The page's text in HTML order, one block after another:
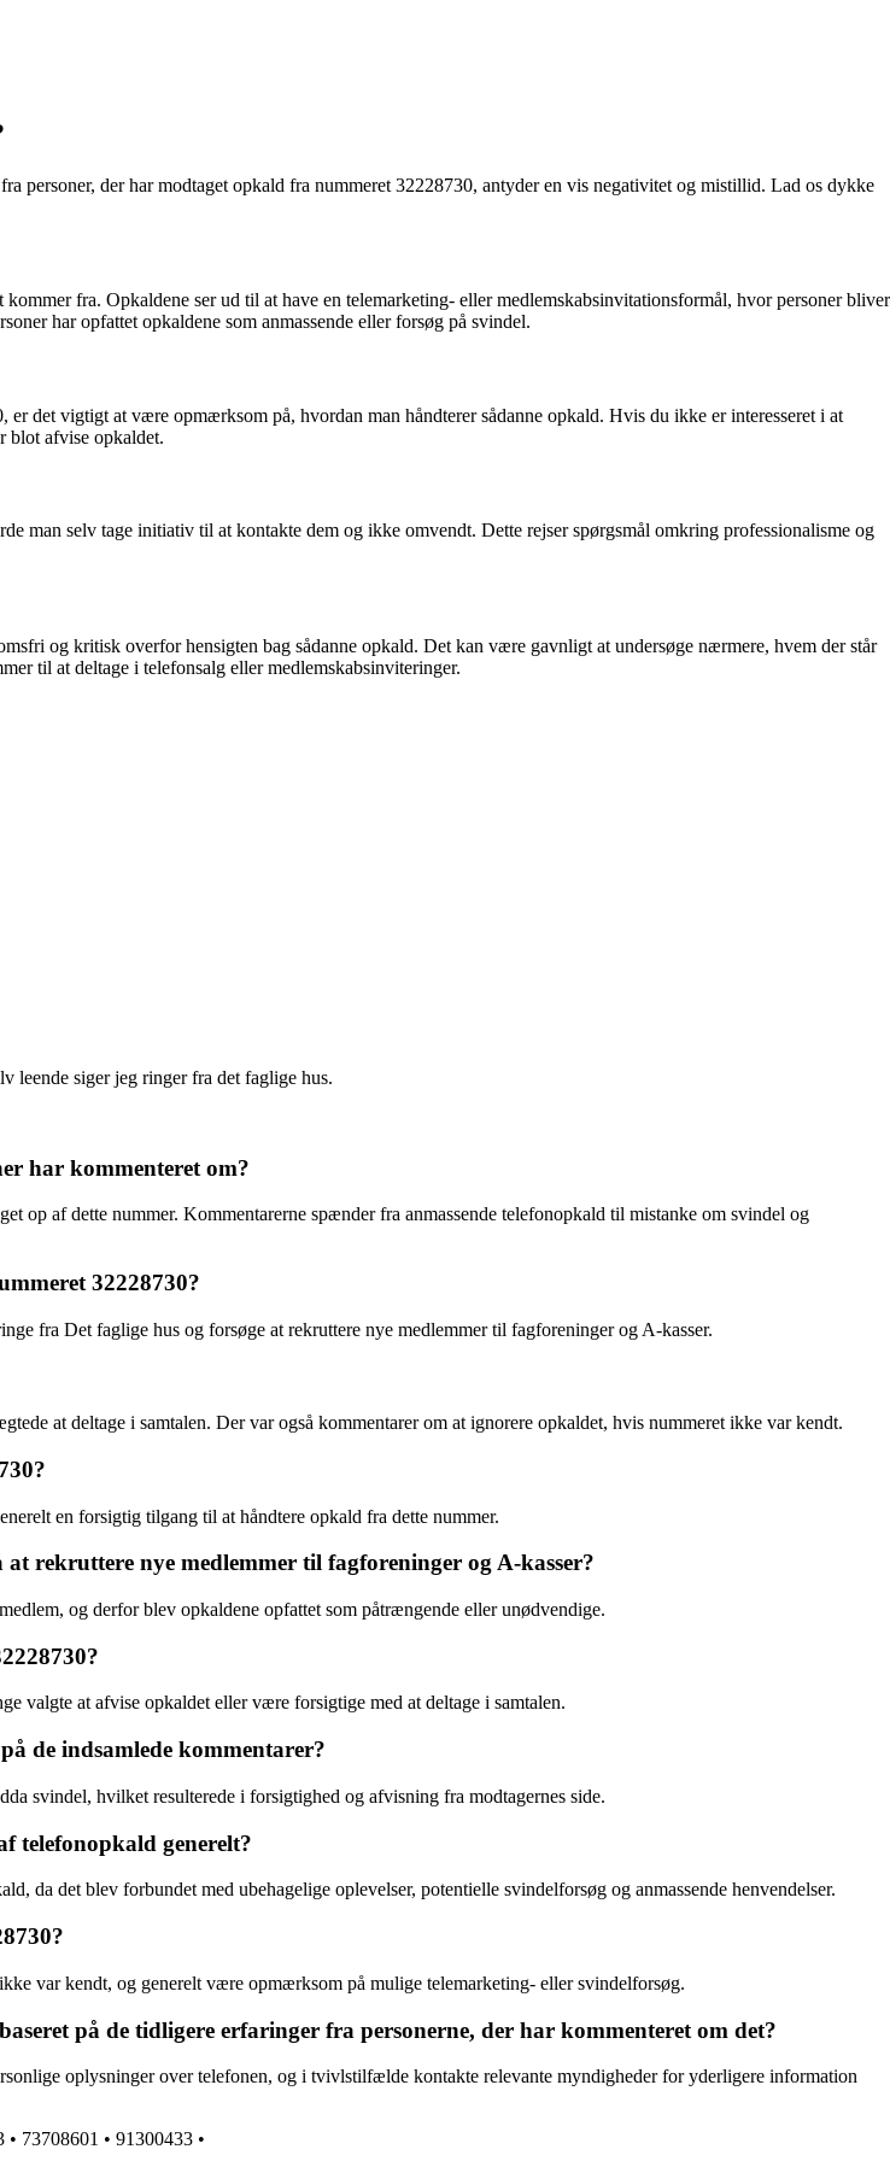
personer, der har modtaget opkald fra nummeret 32228730, antyder en vis negativitet og mistillid. Lad os dykke
fra. Opkaldene ser ud til at have en telemarketing- eller medlemskabsinvitationsformål, hvor personer bliver
har opfattet opkaldene som anmassende eller forsøg på svindel.
det vigtigt at være opmærksom på, hvordan man håndterer sådanne opkald. Hvis du ikke er interesseret i at
blot afvise opkaldet.
man selv tage initiativ til at kontakte dem og ikke omvendt. Dette rejser spørgsmål omkring professionalisme og
og kritisk overfor hensigten bag sådanne opkald. Det kan være gavnligt at undersøge nærmere, hvem der står
til at deltage i telefonsalg eller medlemskabsinviteringer.
leende siger jeg ringer fra det faglige hus.
har kommenteret om?
op af dette nummer. Kommentarerne spænder fra anmassende telefonopkald til mistanke om svindel og
32228730?
fra Det faglige hus og forsøge at rekruttere nye medlemmer til fagforeninger og A-kasser.
at deltage i samtalen. Der var også kommentarer om at ignorere opkaldet, hvis nummeret ikke var kendt.
en forsigtig tilgang til at håndtere opkald fra dette nummer.
rekruttere nye medlemmer til fagforeninger og A-kasser?
og derfor blev opkaldene opfattet som påtrængende eller unødvendige.
valgte at afvise opkaldet eller være forsigtige med at deltage i samtalen.
de indsamlede kommentarer?
svindel, hvilket resulterede i forsigtighed og afvisning fra modtagernes side.
telefonopkald generelt?
da det blev forbundet med ubehagelige oplevelser, potentielle svindelforsøg og anmassende henvendelser.
var kendt, og generelt være opmærksom på mulige telemarketing- eller svindelforsøg.
på de tidligere erfaringer fra personerne, der har kommenteret om det?
oplysninger over telefonen, og i tvivlstilfælde kontakte relevante myndigheder for yderligere information
• 73708601 • 91300433 •